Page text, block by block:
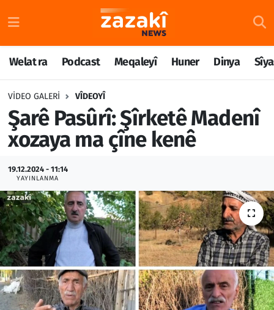
Welat ra Podcast Meqaleyî Huner Dinya
VIDEO GALERI VÎDEOYÎ
Şarê Pasûrî: Şîrketê Madenî
xozaya ma çîne kenê
19.12.2024 - 11:14
YAYINLANMA
Welat ra
Podcast
Meqaleyî
Huner
Dinya
Sîyaset
Rojane
Têkilî
Nöbetçi Eczaneler
Hava Durumu
Namaz Vakitleri
Trafik Durumu
Süper Lig Puan Durumu ve Fikstür
Tüm Manşetler
Son Dakika Haberleri
Haber Arşivi